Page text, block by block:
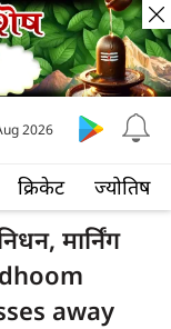
क्रिकेट ज्योतिष
2026
मार्निंग
away